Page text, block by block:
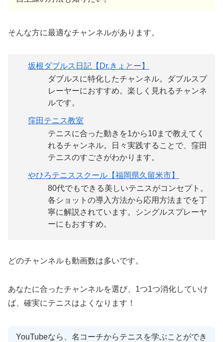
そんな方に最適なチャンネルがあります。
坂根ダブルス日記【Dr.きょとー】
ダブルスに特化したチャンネル。ダブルスプ
レーヤーにおすすめ。楽しく見れるチャンネ
ルです。
窪田テニス教室
テニスに合った動きを1から10まで教えてく
れるチャンネル。日々実践することで、窪田
テニスのすごさがわかります。
やひろテニススクール【福岡県久留米市】
80代でもできる美しいテニスがコンセプト。
各ショットの導入方法から応用方法までを丁
寧に解説されています。シングルスプレーヤ
ーにもおすすめ。
どのチャンネルも動画数は多いです。
あなたに合ったチャンネルを選び、1つ1つ消化していけ
ば、確実にテニスはよくなります！
YouTubeなら、名コーチからテニスを学ぶことができ